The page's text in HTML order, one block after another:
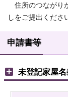
住所のつながり
しをご提出くださ
申請書等
未登記家屋名